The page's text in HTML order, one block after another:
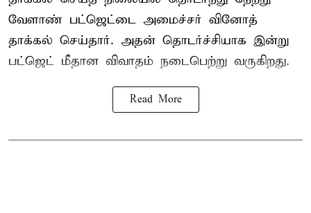
வேளாண் பட்ஜெட்டை அமைச்சர் வினோத்
தாக்கல் செய்தார். அதன் தொடர்ச்சியாக இன்று
பட்ஜெட் மீதான விவாதம் நடைபெற்று வருகிறது.
Read More